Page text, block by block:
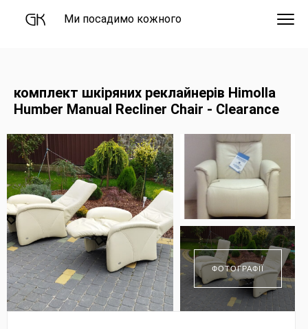
Ми посадимо кожного
комплект шкіряних реклайнерів Himolla
Humber Manual Recliner Chair - Clearance
ФОТОГРАФІЇ